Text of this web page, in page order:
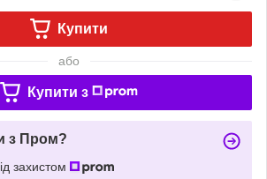
Купити
або
Купити з
з Пром?
захистом